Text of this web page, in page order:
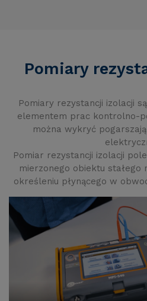
Pomiary
Pomiary rezystancji izolacji
elementem prac kontrolno-
można wykryć
Pomiar rezystancji izolacji
mierzonego obiektu stałego
określeniu płynącego w